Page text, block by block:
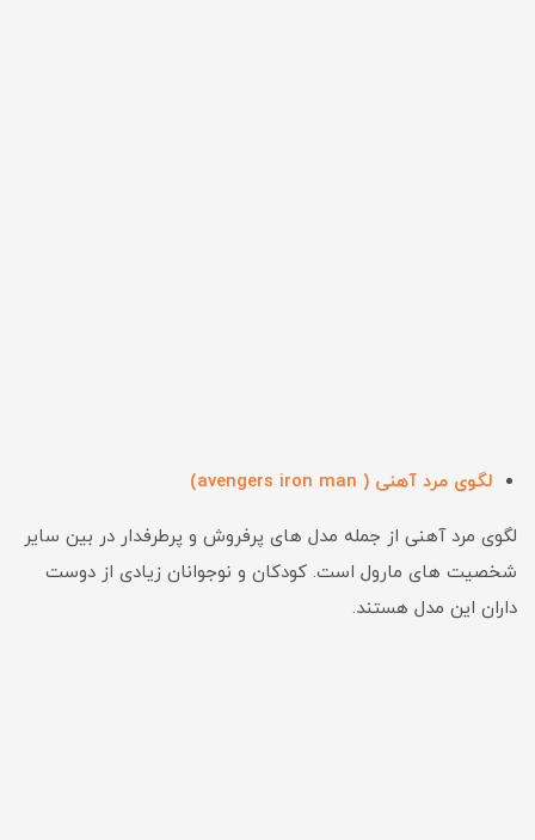
لگوی مرد آهنی ( avengers iron man)
لگوی مرد آهنی از جمله مدل های پرفروش و پرطرفدار در بین سایر
شخصیت های مارول است. کودکان و نوجوانان زیادی از دوست
داران این مدل هستند.